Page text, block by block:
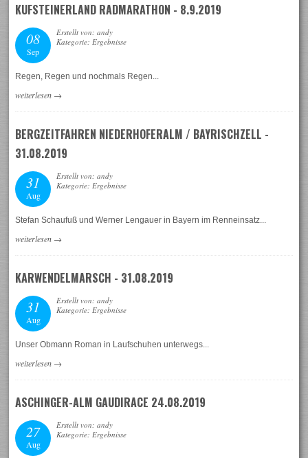
KUFSTEINERLAND RADMARATHON - 8.9.2019
08
Sep
Erstellt von: andy
Kategorie: Ergebnisse
Regen, Regen und nochmals Regen...
weiterlesen →
BERGZEITFAHREN NIEDERHOFERALM / BAYRISCHZELL -
31.08.2019
31
Aug
Erstellt von: andy
Kategorie: Ergebnisse
Stefan Schaufuß und Werner Lengauer in Bayern im Renneinsatz...
weiterlesen →
KARWENDELMARSCH - 31.08.2019
31
Aug
Erstellt von: andy
Kategorie: Ergebnisse
Unser Obmann Roman in Laufschuhen unterwegs...
weiterlesen →
ASCHINGER-ALM GAUDIRACE 24.08.2019
27
Aug
Erstellt von: andy
Kategorie: Ergebnisse